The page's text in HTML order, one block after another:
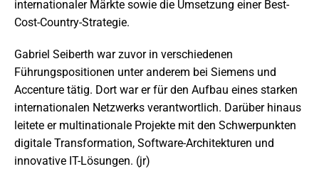
internationaler Märkte sowie die Umsetzung einer Best-
Cost-Country-Strategie.
Gabriel Seiberth war zuvor in verschiedenen
Führungspositionen unter anderem bei Siemens und
Accenture tätig. Dort war er für den Aufbau eines starken
internationalen Netzwerks verantwortlich. Darüber hinaus
leitete er multinationale Projekte mit den Schwerpunkten
digitale Transformation, Software-Architekturen und
innovative IT-Lösungen. (jr)